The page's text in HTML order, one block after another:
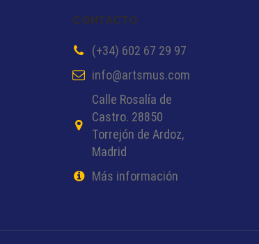
CONTACTO
(+34) 602 67 29 97
info@artsmus.com
Calle Rosalía de
Castro. 28850
Torrejón de Ardoz,
Madrid
Más información